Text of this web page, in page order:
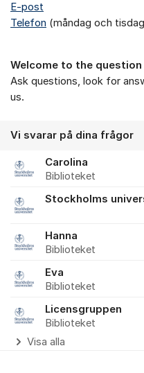
E-post
Telefon (måndag och
Welcome to the
Ask questions, look for
us.
Vi svarar på dina frågor
Carolina
Biblioteket
Stockholms
Hanna
Biblioteket
Eva
Biblioteket
Licensgruppen
Biblioteket
Visa alla